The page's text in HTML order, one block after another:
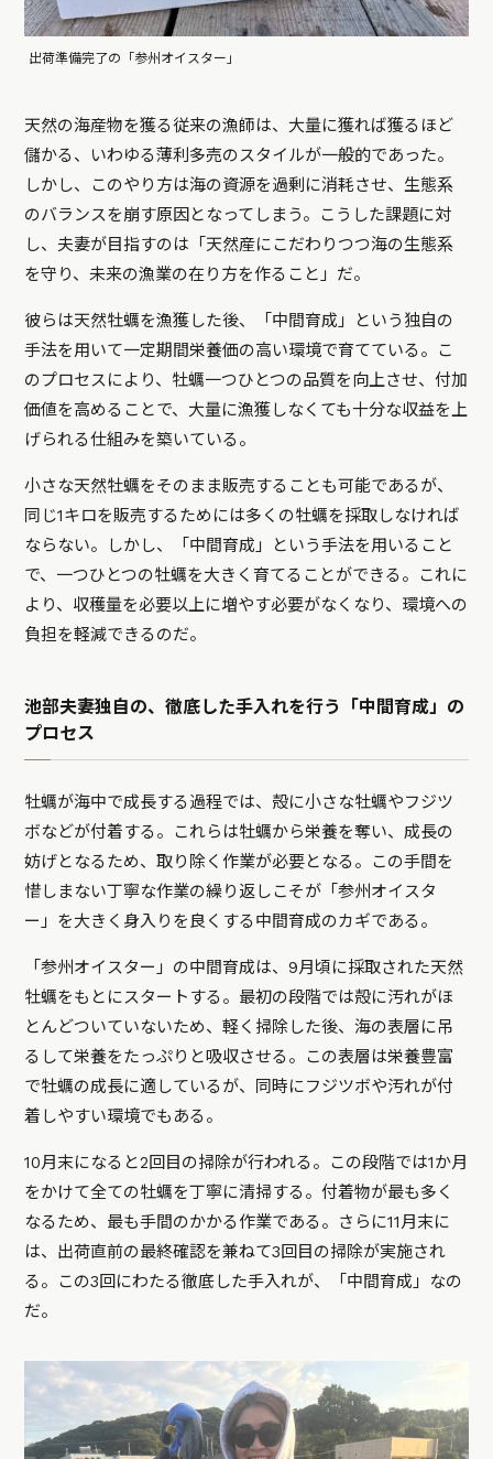
出荷準備完了の「参州オイスター」
天然の海産物を獲る従来の漁師は、大量に獲れば獲るほど
儲かる、いわゆる薄利多売のスタイルが一般的であった。
しかし、このやり方は海の資源を過剰に消耗させ、生態系
のバランスを崩す原因となってしまう。こうした課題に対
し、夫妻が目指すのは「天然産にこだわりつつ海の生態系
を守り、未来の漁業の在り方を作ること」だ。
彼らは天然牡蠣を漁獲した後、「中間育成」という独自の
手法を用いて一定期間栄養価の高い環境で育てている。こ
のプロセスにより、牡蠣一つひとつの品質を向上させ、付加
価値を高めることで、大量に漁獲しなくても十分な収益を上
げられる仕組みを築いている。
小さな天然牡蠣をそのまま販売することも可能であるが、
同じ1キロを販売するためには多くの牡蠣を採取しなければ
ならない。しかし、「中間育成」という手法を用いること
で、一つひとつの牡蠣を大きく育てることができる。これに
より、収穫量を必要以上に増やす必要がなくなり、環境への
負担を軽減できるのだ。
池部夫妻独自の、徹底した手入れを行う「中間育成」の
プロセス
牡蠣が海中で成長する過程では、殻に小さな牡蠣やフジツ
ボなどが付着する。これらは牡蠣から栄養を奪い、成長の
妨げとなるため、取り除く作業が必要となる。この手間を
惜しまない丁寧な作業の繰り返しこそが「参州オイスタ
ー」を大きく身入りを良くする中間育成のカギである。
「参州オイスター」の中間育成は、9月頃に採取された天然
牡蠣をもとにスタートする。最初の段階では殻に汚れがほ
とんどついていないため、軽く掃除した後、海の表層に吊
るして栄養をたっぷりと吸収させる。この表層は栄養豊富
で牡蠣の成長に適しているが、同時にフジツボや汚れが付
着しやすい環境でもある。
10月末になると2回目の掃除が行われる。この段階では1か月
をかけて全ての牡蠣を丁寧に清掃する。付着物が最も多く
なるため、最も手間のかかる作業である。さらに11月末に
は、出荷直前の最終確認を兼ねて3回目の掃除が実施され
る。この3回にわたる徹底した手入れが、「中間育成」なの
だ。